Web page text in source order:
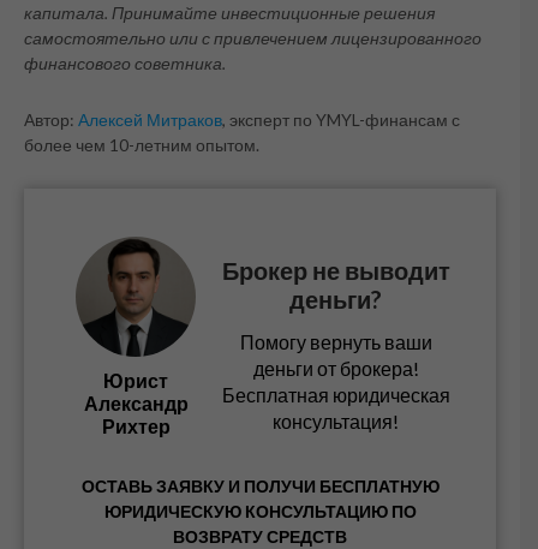
капитала. Принимайте инвестиционные решения
самостоятельно или с привлечением лицензированного
финансового советника.
Автор: Алексей Митраков, эксперт по YMYL-финансам с
более чем 10-летним опытом.
Юрист
Александр
Рихтер
Брокер не выводит
деньги?
Помогу вернуть ваши
деньги от брокера!
Бесплатная юридическая
консультация!
ОСТАВЬ ЗАЯВКУ И ПОЛУЧИ БЕСПЛАТНУЮ
ЮРИДИЧЕСКУЮ КОНСУЛЬТАЦИЮ ПО
ВОЗВРАТУ СРЕДСТВ